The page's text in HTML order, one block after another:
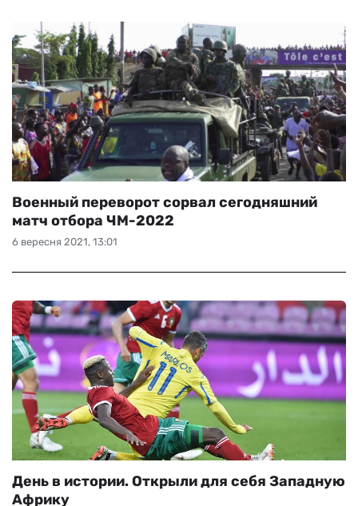
6 вересня 2021, 13:01
Военный переворот сорвал сегодняшний
матч отбора ЧМ-2022
День в истории. Открыли для себя Западную
Африку